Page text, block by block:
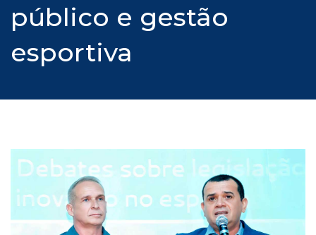
público e gestão
esportiva